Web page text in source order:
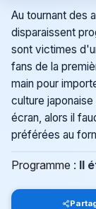
Au tournant des
disparaissent
sont victimes
fans de la
main pour
culture
écran, alors il
préférées au
Programme : Il